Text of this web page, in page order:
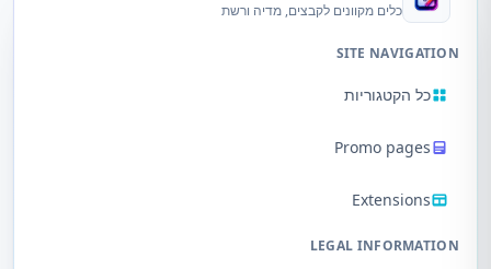
כלים מקוונים לקבצים, מדיה ורשת
SITE NAVIGATION
כל הקטגוריות
Promo pages
Extensions
LEGAL INFORMATION